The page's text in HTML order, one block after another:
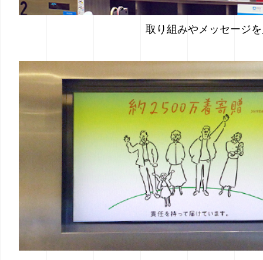
取り組みやメッセージ